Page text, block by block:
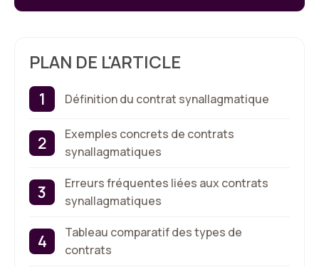
PLAN DE L'ARTICLE
Définition du contrat synallagmatique
Exemples concrets de contrats
synallagmatiques
Erreurs fréquentes liées aux contrats
synallagmatiques
Tableau comparatif des types de
contrats